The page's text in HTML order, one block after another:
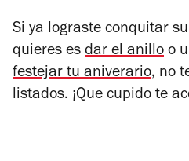
Si ya lograste conquitar
quieres es dar el anillo o
festejar tu aniverario, no
listados. ¡Que cupido te